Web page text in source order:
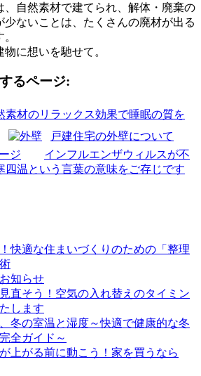
、自然素材で建てられ、解体・廃棄の
少ないことは、たくさんの廃材が出る
に想いを馳せて。
るページ:
素材のリラックス効果で睡眠の質を
戸建住宅の外壁について
ジ
インフルエンザウィルスが不
四温という言葉の意味をご存じです
快適な住まいづくりのための「整理
知らせ
直そう！空気の入れ替えのタイミン
します
冬の室温と湿度～快適で健康的な冬
全ガイド～
上がる前に動こう！家を買うなら